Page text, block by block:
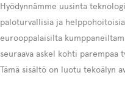
Hyödynnämme uusinta
paloturvallisia ja
eurooppalaisilta
seuraava askel kohti parempaa
Tämä sisältö on luotu tekoälyn